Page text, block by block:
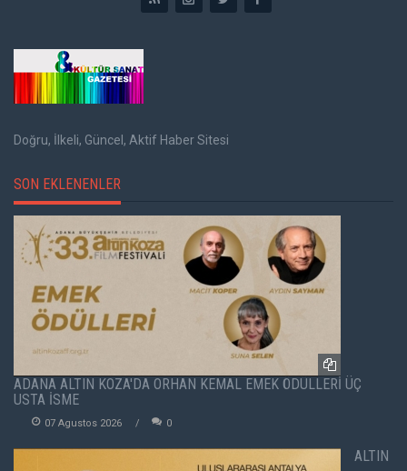
Doğru, İlkeli, Güncel, Aktif Haber Sitesi
SON EKLENENLER
ADANA ALTIN KOZA'DA ORHAN KEMAL EMEK ÖDÜLLERİ ÜÇ
USTA İSME
07 Agustos 2026 0
ALTIN